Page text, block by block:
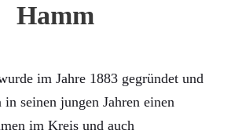
Hamm
im Jahre 1883 gegründet und
seinen jungen Jahren einen
im Kreis und auch